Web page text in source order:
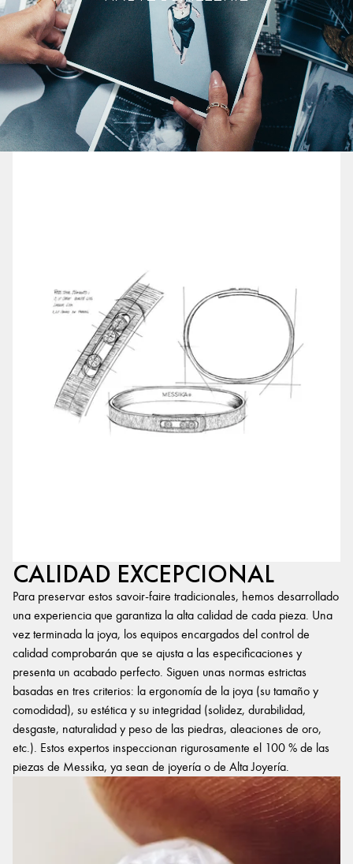
CALIDAD EXCEPCIONAL
Para preservar estos savoir-faire tradicionales, hemos desarrollado
una experiencia que garantiza la alta calidad de cada pieza. Una
vez terminada la joya, los equipos encargados del control de
calidad comprobarán que se ajusta a las especificaciones y
presenta un acabado perfecto. Siguen unas normas estrictas
basadas en tres criterios: la ergonomía de la joya (su tamaño y
comodidad), su estética y su integridad (solidez, durabilidad,
desgaste, naturalidad y peso de las piedras, aleaciones de oro,
etc.). Estos expertos inspeccionan rigurosamente el 100 % de las
piezas de Messika, ya sean de joyería o de Alta Joyería.